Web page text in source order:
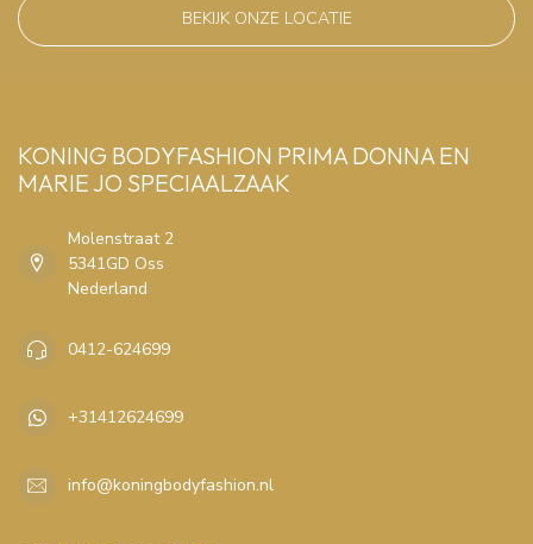
BEKIJK ONZE LOCATIE
KONING BODYFASHION PRIMA DONNA EN
MARIE JO SPECIAALZAAK
Molenstraat 2
5341GD Oss
Nederland
0412-624699
+31412624699
info@koningbodyfashion.nl